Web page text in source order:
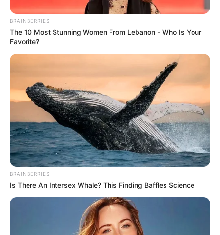
BRAINBERRIES
The 10 Most Stunning Women From Lebanon - Who Is Your
Favorite?
BRAINBERRIES
Is There An Intersex Whale? This Finding Baffles Science